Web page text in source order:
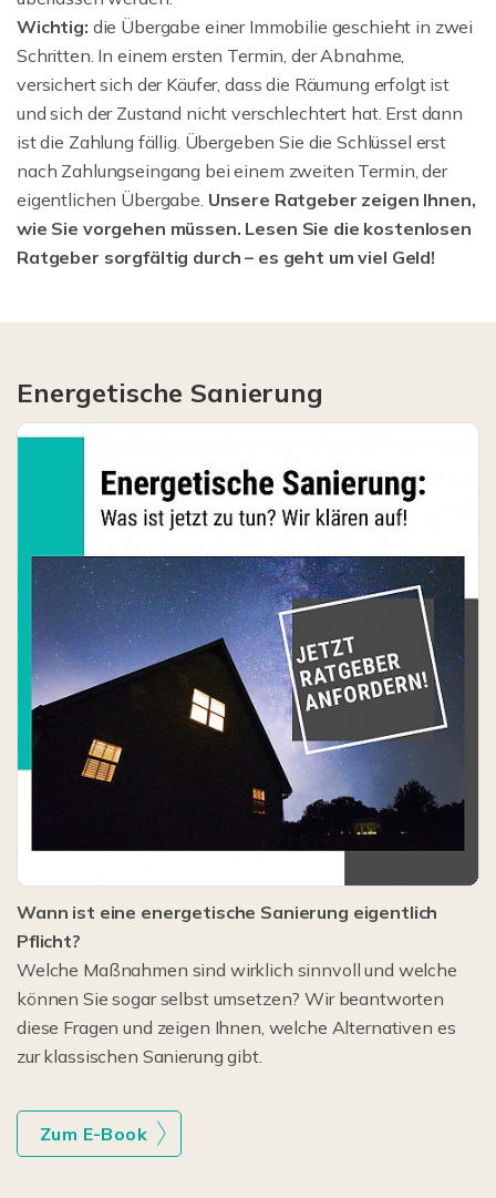
Wichtig: die Übergabe einer Immobilie geschieht in zwei
Schritten. In einem ersten Termin, der Abnahme,
versichert sich der Käufer, dass die Räumung erfolgt ist
und sich der Zustand nicht verschlechtert hat. Erst dann
ist die Zahlung fällig. Übergeben Sie die Schlüssel erst
nach Zahlungseingang bei einem zweiten Termin, der
eigentlichen Übergabe. Unsere Ratgeber zeigen Ihnen,
wie Sie vorgehen müssen. Lesen Sie die kostenlosen
Ratgeber sorgfältig durch – es geht um viel Geld!
Energetische Sanierung
Wann ist eine energetische Sanierung eigentlich
Pflicht?
Welche Maßnahmen sind wirklich sinnvoll und welche
können Sie sogar selbst umsetzen? Wir beantworten
diese Fragen und zeigen Ihnen, welche Alternativen es
zur klassischen Sanierung gibt.
Zum E-Book